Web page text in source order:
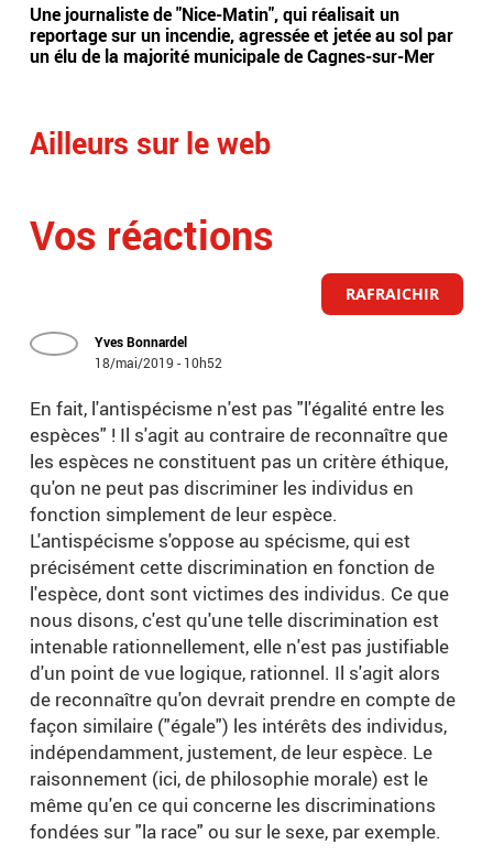
Une journaliste de "Nice-Matin", qui réalisait un
reportage sur un incendie, agressée et jetée au sol par
un élu de la majorité municipale de Cagnes-sur-Mer
Ailleurs sur le web
Vos réactions
RAFRAICHIR
Yves Bonnardel
18/mai/2019 - 10h52
En fait, l'antispécisme n'est pas "l'égalité entre les
espèces" ! Il s'agit au contraire de reconnaître que
les espèces ne constituent pas un critère éthique,
qu'on ne peut pas discriminer les individus en
fonction simplement de leur espèce.
L'antispécisme s'oppose au spécisme, qui est
précisément cette discrimination en fonction de
l'espèce, dont sont victimes des individus. Ce que
nous disons, c'est qu'une telle discrimination est
intenable rationnellement, elle n'est pas justifiable
d'un point de vue logique, rationnel. Il s'agit alors
de reconnaître qu'on devrait prendre en compte de
façon similaire ("égale") les intérêts des individus,
indépendamment, justement, de leur espèce. Le
raisonnement (ici, de philosophie morale) est le
même qu'en ce qui concerne les discriminations
fondées sur "la race" ou sur le sexe, par exemple.